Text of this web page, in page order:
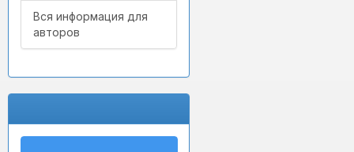
Вся информация для
авторов